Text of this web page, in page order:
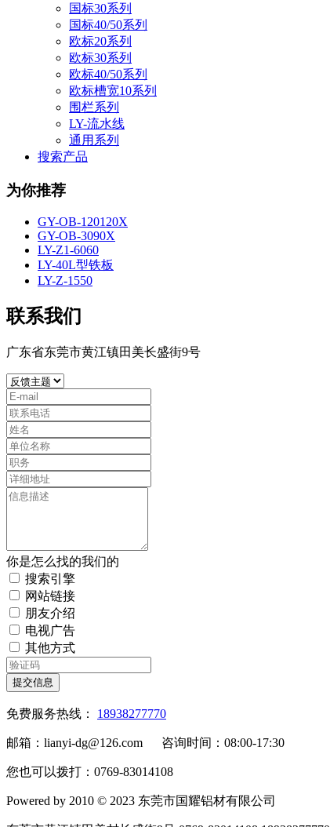
国标30系列
国标40/50系列
欧标20系列
欧标30系列
欧标40/50系列
欧标槽宽10系列
围栏系列
LY-流水线
通用系列
搜索产品
为你推荐
GY-OB-120120X
GY-OB-3090X
LY-Z1-6060
LY-40L型铁板
LY-Z-1550
联系我们
广东省东莞市黄江镇田美长盛街9号
你是怎么找的我们的
搜索引擎
网站链接
朋友介绍
电视广告
其他方式
提交信息
免费服务热线： 18938277770
邮箱：lianyi-dg@126.com 咨询时间：08:00-17:30
您也可以拨打：0769-83014108
Powered by 2010 © 2023 东莞市国耀铝材有限公司